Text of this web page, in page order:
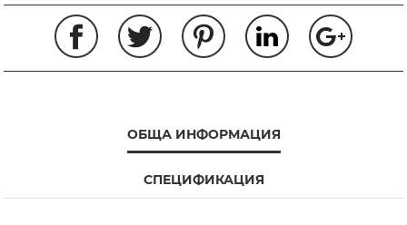
ОБЩА ИНФОРМАЦИЯ
СПЕЦИФИКАЦИЯ